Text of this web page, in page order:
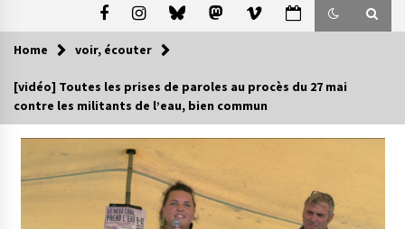
Home voir, écouter
[vidéo] Toutes les prises de paroles au procès du 27 mai
contre les militants de l’eau, bien commun